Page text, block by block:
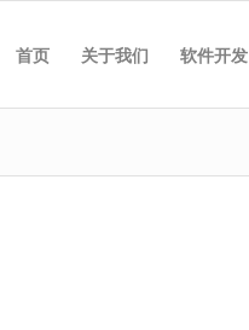
首页 关于我们 软件开发